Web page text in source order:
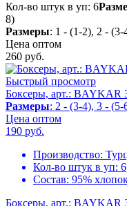
Кол-во штук в уп: 6
8)
Размеры: 1 - (1-2), 2 -
Цена оптом
260 руб.
Быстрый просмотр
Боксеры, арт.: BAYKAR
Размеры: 2 - (3-4), 3 - (5-
Цена оптом
190 руб.
Производство:
Кол-во штук в уп: 6
Состав: 95%
Боксеры, арт.: BAYKAR